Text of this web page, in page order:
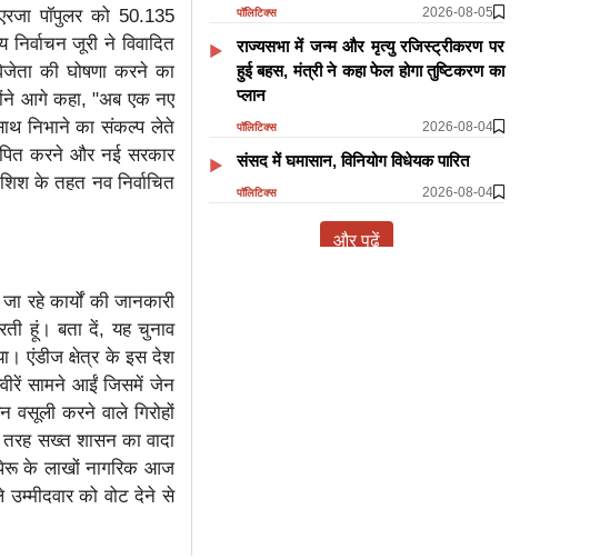
पॉपुलर को 50.135
जूरी ने विवादित
की घोषणा करने का
आगे कहा, "अब एक नए
निभाने का संकल्प लेते
करने और नई सरकार
के तहत नव निर्वाचित
रहे कार्यों की जानकारी
हूं। बता दें, यह चुनाव
एंडीज क्षेत्र के इस देश
सामने आईं जिसमें जेन
करने वाले गिरोहों
तरह सख्त शासन का वादा
पेरू के लाखों नागरिक आज
को वोट देने से
पॉलिटिक्स 2026-08-05
राज्यसभा में जन्म और मृत्यु रजिस्ट्रीकरण पर
हुई बहस, मंत्री ने कहा फेल होगा तुष्टिकरण का
प्लान
पॉलिटिक्स 2026-08-04
​​​​​​​संसद में घमासान, विनियोग विधेयक पारित
पॉलिटिक्स 2026-08-04
और पढ़ें